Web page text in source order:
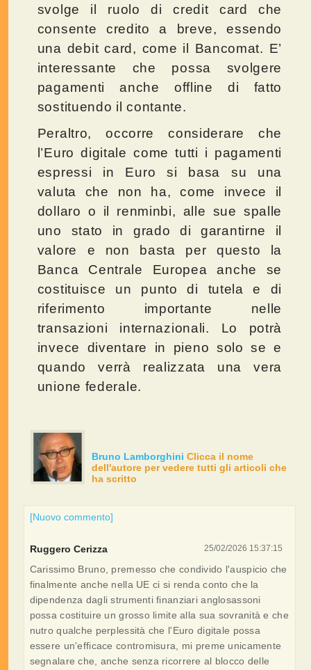
svolge il ruolo di credit card che
consente credito a breve, essendo
una debit card, come il Bancomat. E’
interessante che possa svolgere
pagamenti anche offline di fatto
sostituendo il contante.
Peraltro, occorre considerare che
l’Euro digitale come tutti i pagamenti
espressi in Euro si basa su una
valuta che non ha, come invece il
dollaro o il renminbi, alle sue spalle
uno stato in grado di garantirne il
valore e non basta per questo la
Banca Centrale Europea anche se
costituisce un punto di tutela e di
riferimento importante nelle
transazioni internazionali. Lo potrà
invece diventare in pieno solo se e
quando verrà realizzata una vera
unione federale.
Bruno Lamborghini Clicca il nome
dell'autore per vedere tutti gli articoli che
ha scritto
[Nuovo commento]
25/02/2026 15:37:15
Ruggero Cerizza
Carissimo Bruno, premesso che condivido l'auspicio che
finalmente anche nella UE ci si renda conto che la
dipendenza dagli strumenti finanziari anglosassoni
possa costituire un grosso limite alla sua sovranità e che
nutro qualche perplessità che l'Euro digitale possa
essere un'efficace contromisura, mi preme unicamente
segnalare che, anche senza ricorrere al blocco delle